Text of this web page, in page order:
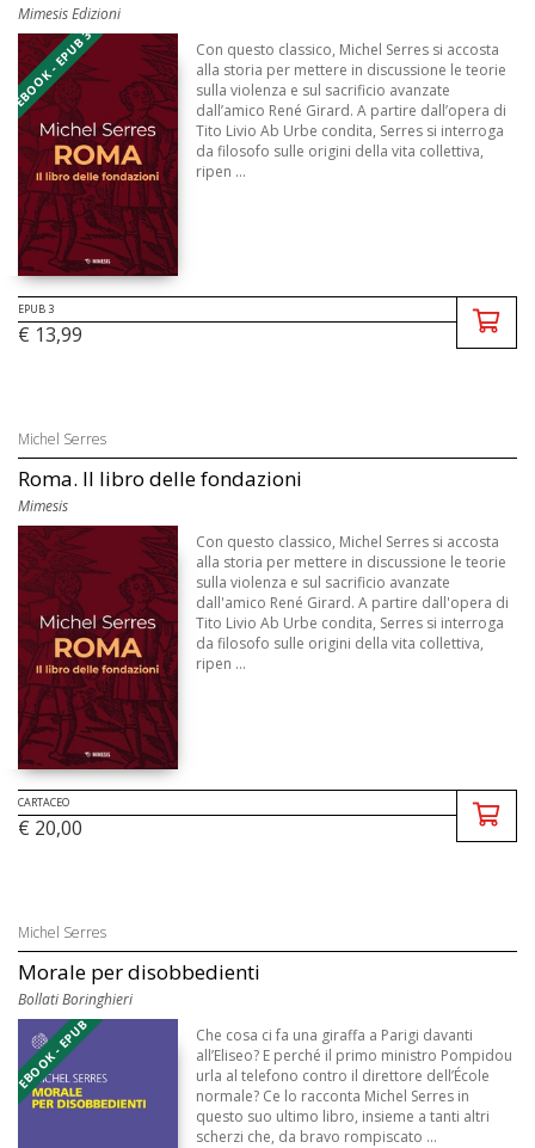
Mimesis Edizioni
EBOOK - EPUB 3
Con questo classico, Michel Serres si accosta
alla storia per mettere in discussione le teorie
sulla violenza e sul sacrificio avanzate
dall’amico René Girard. A partire dall’opera di
Tito Livio Ab Urbe condita, Serres si interroga
da filosofo sulle origini della vita collettiva,
ripen ...
EPUB 3
€ 13,99
Michel Serres
Roma. Il libro delle fondazioni
Mimesis
Con questo classico, Michel Serres si accosta
alla storia per mettere in discussione le teorie
sulla violenza e sul sacrificio avanzate
dall'amico René Girard. A partire dall'opera di
Tito Livio Ab Urbe condita, Serres si interroga
da filosofo sulle origini della vita collettiva,
ripen ...
CARTACEO
€ 20,00
Michel Serres
Morale per disobbedienti
Bollati Boringhieri
EBOOK - EPUB
Che cosa ci fa una giraffa a Parigi davanti
all’Eliseo? E perché il primo ministro Pompidou
urla al telefono contro il direttore dell’École
normale? Ce lo racconta Michel Serres in
questo suo ultimo libro, insieme a tanti altri
scherzi che, da bravo rompiscato ...